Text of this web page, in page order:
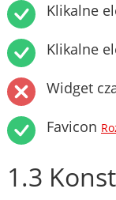
Klikalne
Klikalne
Widget
Favicon
1.3